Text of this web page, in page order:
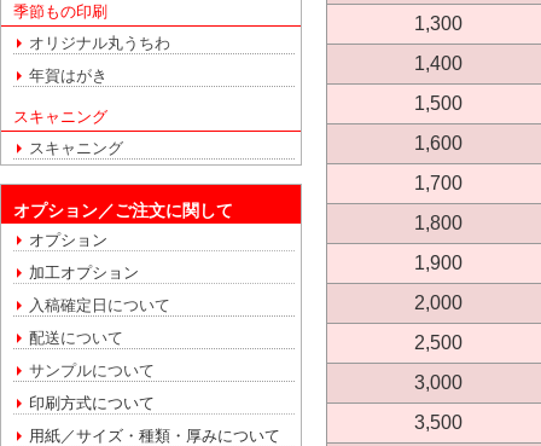
季節もの印刷
オリジナル丸うちわ
年賀はがき
スキャニング
スキャニング
オプション／ご注文に関して
オプション
加工オプション
入稿確定日について
配送について
サンプルについて
印刷方式について
用紙／サイズ・種類・厚みについて
1,300
1,400
1,500
1,600
1,700
1,800
1,900
2,000
2,500
3,000
3,500